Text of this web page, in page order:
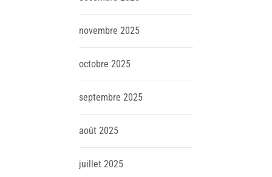
novembre 2025
octobre 2025
septembre 2025
août 2025
juillet 2025